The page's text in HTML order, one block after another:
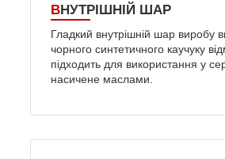
ВНУТРІШНІЙ ШАР
Гладкий внутрішній шар виробу
чорного синтетичного каучуку
підходить для використання у
насичене маслами.